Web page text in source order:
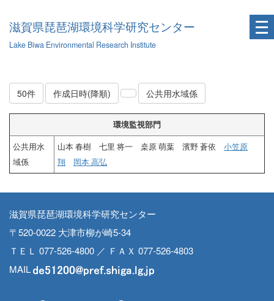
滋賀県琵琶湖環境科学研究センター
Lake Biwa Environmental Research Institute
50件 作成日時(降順) 公共用水域係
環境監視部門
公共用水
域係
山本 春樹 七里 将一 桒原 萌葉 濱野 蒼依 小笠原
翔
岡本 高弘
滋賀県琵琶湖環境科学研究センター
〒520-0022 大津市柳が崎5-34
ＴＥＬ 077-526-4800 ／ ＦＡＸ 077-526-4803
MAIL